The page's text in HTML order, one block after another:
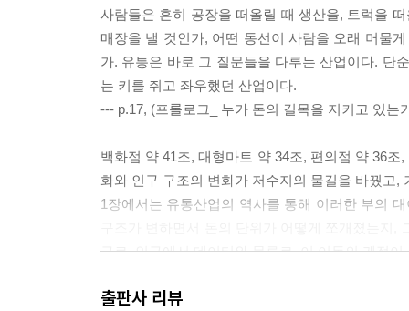
사람들은 흔히 공장을 떠올릴 때 생산을, 트럭을
매장을 낼 것인가, 어떤 동선이 사람을 오래 머물
가. 유통은 바로 그 질문들을 다루는 산업이다. 단
는 키를 쥐고 좌우했던 산업이다.
--- p.17, (프롤로그_ 누가 돈의 길목을 지키고 있는
백화점 약 41조, 대형마트 약 34조, 편의점 약 36
화와 인구 구조의 변화가 저수지의 물길을 바꿨고
1장에서는 유통산업의 역사를 통해 이러한 부의
구로, 인구에서 데이터와 물류로. 이 이동의 궤적
출판사 리뷰